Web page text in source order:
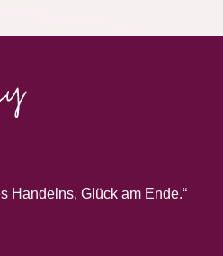
Handelns, Glück am Ende.“